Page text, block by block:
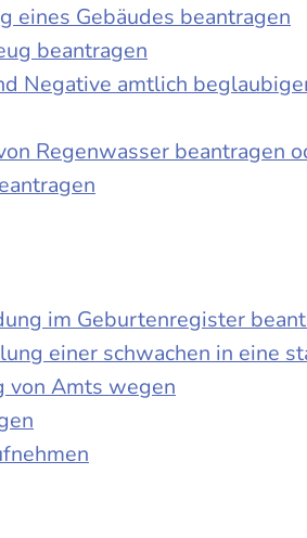
eines Gebäudes beantragen
beantragen
Negative amtlich
Regenwasser beantragen
im Geburtenregister
einer schwachen in eine
von Amts wegen